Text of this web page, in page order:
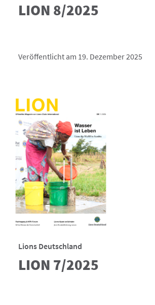
LION 8/2025
Veröffentlicht am 19. Dezember 2025
Lions Deutschland
LION 7/2025